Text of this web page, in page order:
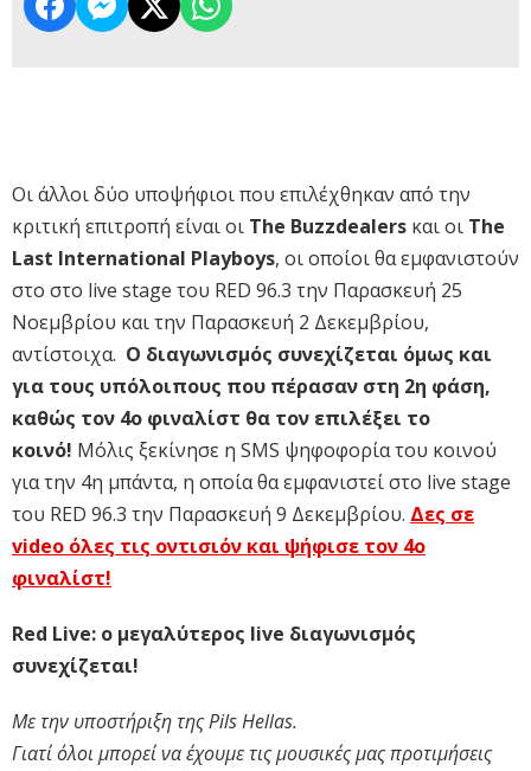
Οι άλλοι δύο υποψήφιοι που επιλέχθηκαν από την
κριτική επιτροπή είναι οι The Buzzdealers και οι The
Last International Playboys, οι οποίοι θα εμφανιστούν
στο στο live stage του RED 96.3 την Παρασκευή 25
Νοεμβρίου και την Παρασκευή 2 Δεκεμβρίου,
αντίστοιχα. Ο διαγωνισμός συνεχίζεται όμως και
για τους υπόλοιπους που πέρασαν στη 2η φάση,
καθώς τον 4ο φιναλίστ θα τον επιλέξει το
κοινό! Μόλις ξεκίνησε η SMS ψηφοφορία του κοινού
για την 4η μπάντα, η οποία θα εμφανιστεί στο live stage
του RED 96.3 την Παρασκευή 9 Δεκεμβρίου. Δες σε
video όλες τις οντισιόν και ψήφισε τον 4ο
φιναλίστ!
Red Live: ο μεγαλύτερος live διαγωνισμός
συνεχίζεται!
Με την υποστήριξη της Pils Hellas.
Γιατί όλοι μπορεί να έχουμε τις μουσικές μας προτιμήσεις